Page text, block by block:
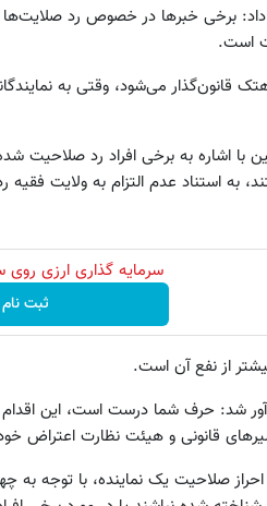
داد: برخی خبرها در خصوص رد صلایت‌ها
است.
قانون‌گذار می‌شود، وقتی به
با اشاره به برخی افراد رد صلاحیت
به استناد عدم التزام به ولایت
سرمایه گذاری ارزی روی
ثبت
از نفع آن است.
شد: حرف شما درست است، این
قانونی و هیئت نظارت اعتراض
صلاحیت یک نماینده، با توجه
شد ✅
درخواست فروش